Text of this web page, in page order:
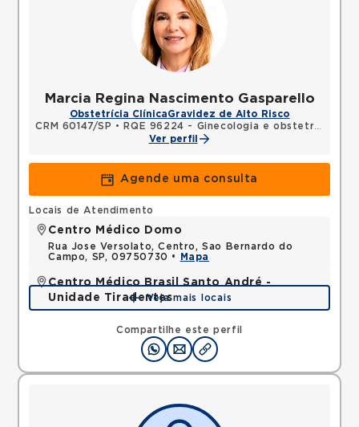
Marcia Regina Nascimento Gasparello
Obstetrícia ClínicaGravidez de Alto Risco
CRM 60147/SP •
RQE 96224 - Ginecologia e obstetrícia
Ver perfil
Agende uma consulta
Compartilhe este perfil
Locais de Atendimento
Centro Médico Domo
Rua Jose Versolato, Centro, Sao Bernardo do
Campo, SP, 09750730 •
Mapa
Centro Médico Brasil Santo André -
Unidade Tiradentes
Rua Tiradentes, Vila Dora, Santo Andre, SP,
09030560 •Mapa
Veja mais locais